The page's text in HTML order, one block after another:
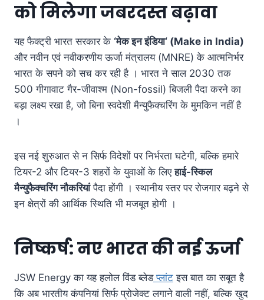
को मिलेगा जबरदस्त बढ़ावा
यह फैक्ट्री भारत सरकार के ‘मेक इन इंडिया‘ (Make in India)
और नवीन एवं नवीकरणीय ऊर्जा मंत्रालय (MNRE) के आत्मनिर्भर
भारत के सपने को सच कर रही है । भारत ने साल 2030 तक
500 गीगावाट गैर-जीवाश्म (Non-fossil) बिजली पैदा करने का
बड़ा लक्ष्य रखा है, जो बिना स्वदेशी मैन्युफैक्चरिंग के मुमकिन नहीं है
।
इस नई शुरुआत से न सिर्फ विदेशों पर निर्भरता घटेगी, बल्कि हमारे
टियर-2 और टियर-3 शहरों के युवाओं के लिएहाई-स्किल
मैन्युफैक्चरिंग नौकरियांपैदा होंगी । स्थानीय स्तर पर रोजगार बढ़ने से
इन क्षेत्रों की आर्थिक स्थिति भी मजबूत होगी ।
निष्कर्ष: नए भारत की नई ऊर्जा
JSW Energy का यह हलोल विंड ब्लेडप्लांट इस बात का सबूत है
कि अब भारतीय कंपनियां सिर्फ प्रोजेक्ट लगाने वाली नहीं, बल्कि खुद